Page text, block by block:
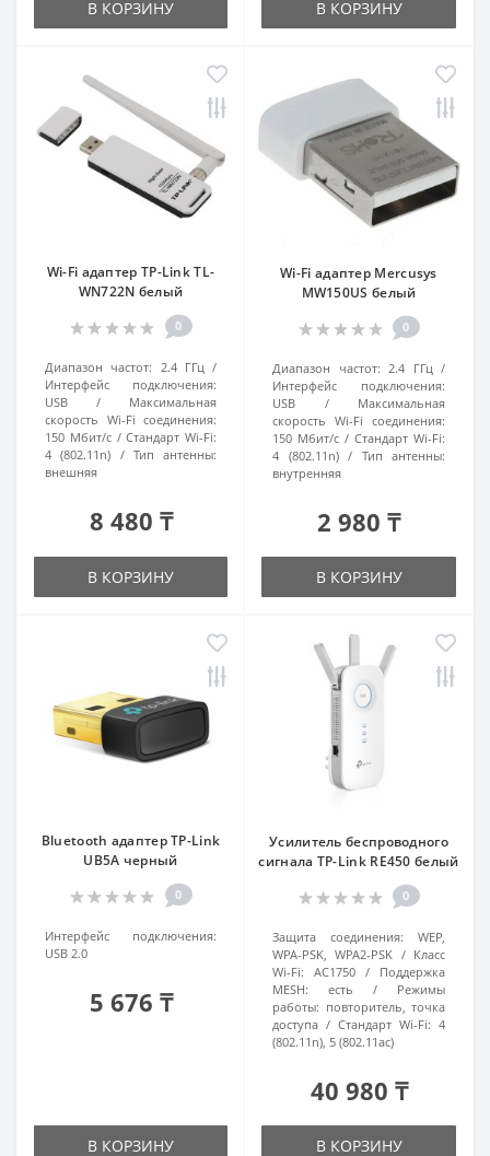
В КОРЗИНУ В КОРЗИНУ
Wi-Fi адаптер TP-Link TL-
WN722N белый
0
Диапазон частот: 2.4 ГГц
Интерфейс подключения:
USB
Максимальная
скорость Wi-Fi соединения:
150 Мбит/с
Стандарт Wi-Fi:
4 (802.11n)
Тип антенны:
внешняя
8 480 ₸
В КОРЗИНУ
Wi-Fi адаптер Mercusys
MW150US белый
0
Диапазон частот: 2.4 ГГц
Интерфейс подключения:
USB
Максимальная
скорость Wi-Fi соединения:
150 Мбит/с
Стандарт Wi-Fi:
4 (802.11n)
Тип антенны:
внутренняя
2 980 ₸
В КОРЗИНУ
Bluetooth адаптер TP-Link
UB5A черный
0
Интерфейс подключения:
USB 2.0
5 676 ₸
В КОРЗИНУ
Усилитель беспроводного
сигнала TP-Link RE450 белый
0
Защита соединения:
WEP,
WPA-PSK, WPA2-PSK
Класс
Wi-Fi:
AC1750
Поддержка
MESH:
есть
Режимы
работы: повторитель, точка
доступа
Стандарт Wi-Fi: 4
(802.11n), 5 (802.11ac)
40 980 ₸
В КОРЗИНУ